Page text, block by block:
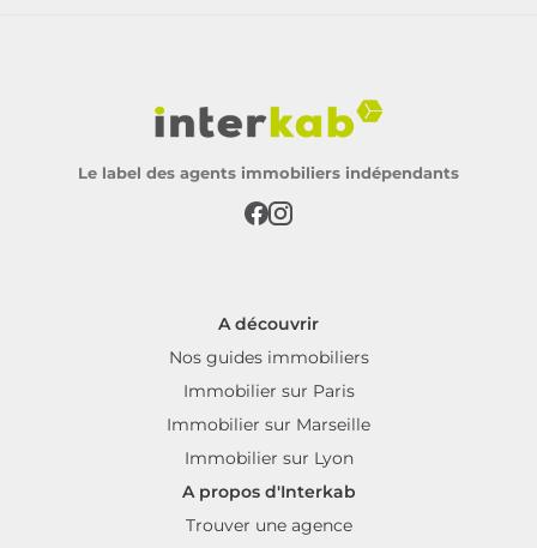
Le label des agents immobiliers indépendants
A découvrir
Nos guides immobiliers
Immobilier sur Paris
Immobilier sur Marseille
Immobilier sur Lyon
A propos d'Interkab
Trouver une agence